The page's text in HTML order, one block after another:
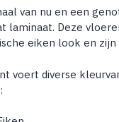
van nu en een
laminaat. Deze
eiken look en
voert diverse